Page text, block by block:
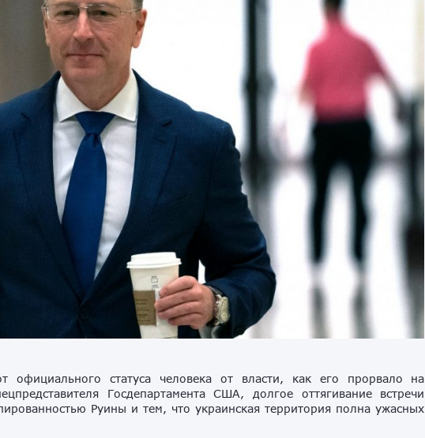
официального статуса человека от власти, как его прорвало на
Госдепартамента США, долгое оттягивание встречи
Руины и тем, что украинская территория полна ужасных